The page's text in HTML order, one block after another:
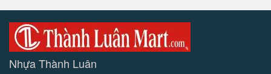
Nhựa Thành Luân